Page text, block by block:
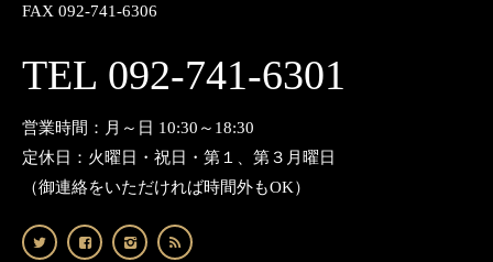
FAX 092-741-6306
TEL 092-741-6301
営業時間：月～日 10:30～18:30
定休日：火曜日・祝日・第１、第３月曜日
（御連絡をいただければ時間外もOK）